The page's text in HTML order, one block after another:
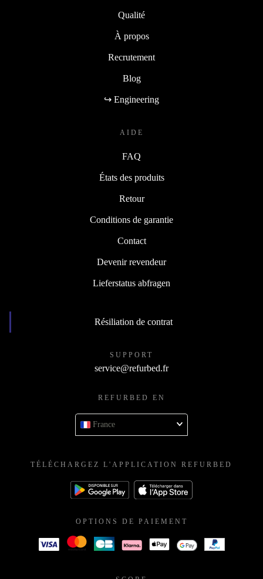
Qualité
À propos
Recrutement
Blog
↪ Engineering
AIDE
FAQ
États des produits
Retour
Conditions de garantie
Contact
Devenir revendeur
Lieferstatus abfragen
Résiliation de contrat
SUPPORT
service@refurbed.fr
REFURBED EN
France
TÉLÉCHARGEZ L'APPLICATION REFURBED
OPTIONS DE PAIEMENT